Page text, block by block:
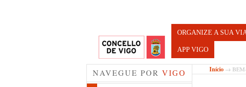
Turismo de Vigo
ORGANIZE A SUA
APP VIGO
NAVEGUE POR VIGO Início →